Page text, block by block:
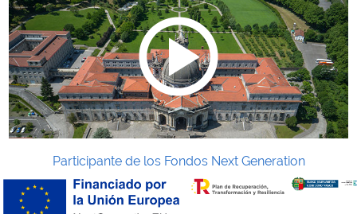
Participante de los Fondos Next Generation